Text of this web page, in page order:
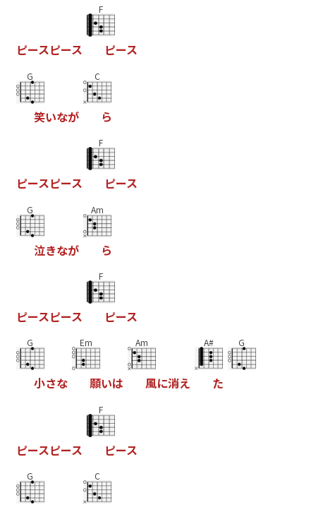
ピースピース
F
ピース
G
笑いなが
C
ら
ピースピース
F
ピース
G
泣きなが
Am
ら
ピースピース
F
ピース
G
小さな
Em
願いは
Am
風に消え
A#
た
G
ピースピース
F
ピース
G C